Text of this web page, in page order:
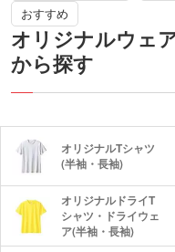
おすすめ
オリジナルウェ
から探す
オリジナルTシャツ
(半袖・長袖)
オリジナルドライT
シャツ・ドライウェ
ア(半袖・長袖)